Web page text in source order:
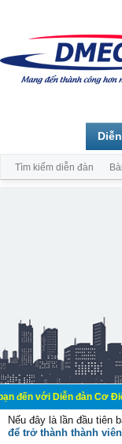
đàn Cơ Điện - Diễn
Nếu đây là lần đầu tiên
để trở thành thành viên
Tìm kiếm diễn đàn